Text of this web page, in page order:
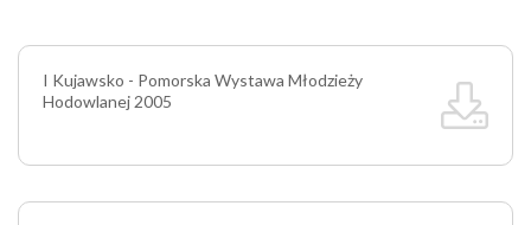
I Kujawsko - Pomorska Wystawa Młodzieży
Hodowlanej 2005